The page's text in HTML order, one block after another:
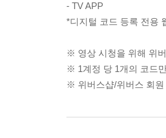
- TV APP
*디지털 코드 등록 전용
※ 영상 시청을 위해 위
※ 1계정 당 1개의 코드
※ 위버스샵/위버스 회원